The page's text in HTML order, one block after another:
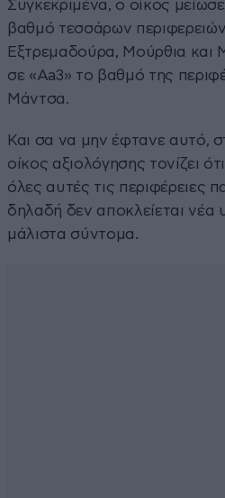
Συγκεκριμένα, ο οίκος
βαθμό τεσσάρων
Εξτρεμαδούρα, Μούρθια και
σε «Aa3» το βαθμό της
Μάντσα.
Και σα να μην έφτανε αυτό,
οίκος αξιολόγησης τονίζει
όλες αυτές τις περιφέρειες
δηλαδή δεν αποκλείεται νέα
μάλιστα σύντομα.